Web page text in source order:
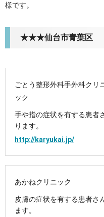
様です。
★★★仙台市青葉区
ごとう整形外科手外科クリ
ック
手や指の症状を有する患者
ります。
http://karyukai.jp/
あかねクリニック
皮膚の症状を有する患者さ
ます。